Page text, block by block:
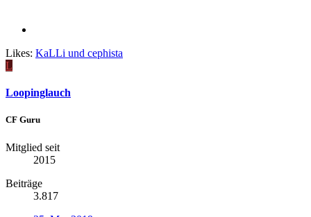
Likes: KaLLi und cephista
L
Loopinglauch
CF Guru
Mitglied seit
2015
Beiträge
3.817